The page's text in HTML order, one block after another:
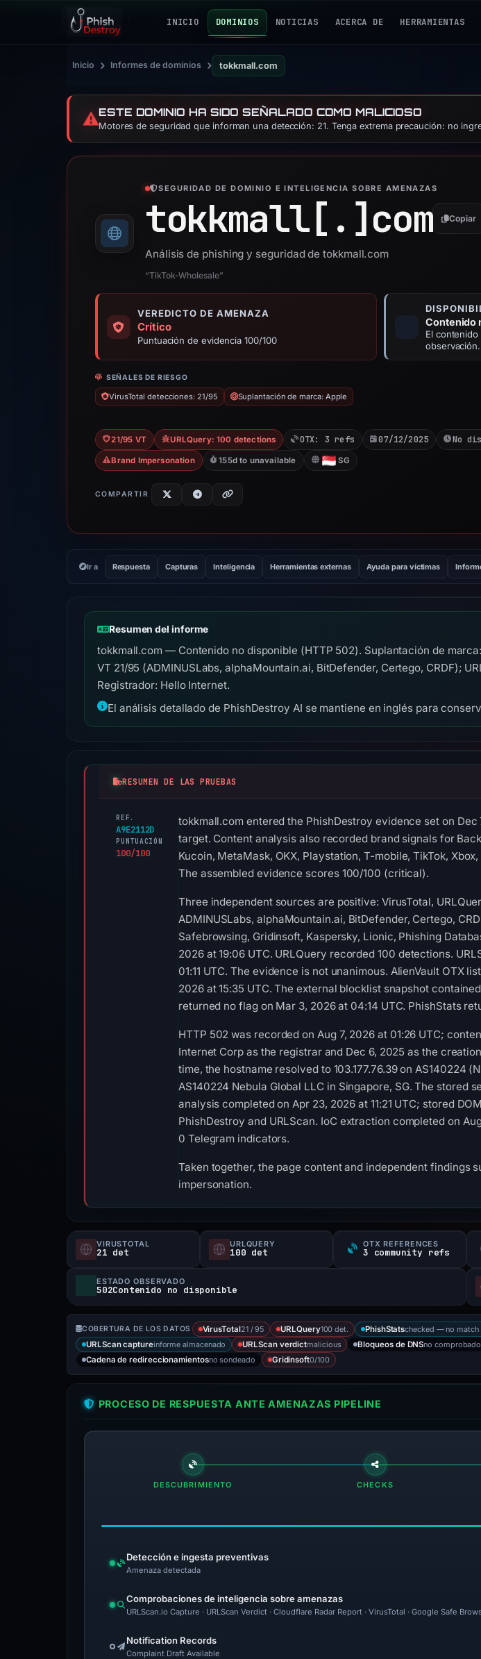
INICIO DOMINIOS NOTICIAS ACERCA DE HERRAMIENTAS
Inicio › Informes de dominios › tokkmall.com
⚠️ESTE DOMINIO HA SIDO SEÑALADO COMO MALICIOSO
Motores de seguridad que informan una detección: 21. Tenga extrema precaución: no
SEGURIDAD DE DOMINIO E INTELIGENCIA SOBRE AMENAZAS
tokkmall[.]com Copiar
Análisis de phishing y seguridad de tokkmall.com
“TikTok-Wholesale”
VEREDICTO DE AMENAZA
Crítico
Puntuación de evidencia 100/100
Contenido
El
observación.
SEÑALES DE RIESGO
VirusTotal detecciones: 21/95 Suplantación de marca: Apple
21/95 VT URLQuery: 100 detections OTX: 3 refs 07/12/2025 No
Brand Impersonation 155d to unavailable SG
COMPARTIR
Ir a Respuesta Capturas Inteligencia Herramientas externas Ayuda para víctimas
Resumen del informe
tokkmall.com — Contenido no disponible (HTTP 502). Suplantación de
VT 21/95 (ADMINUSLabs, alphaMountain.ai, BitDefender, Certego, CRDF);
Registrador: Hello Internet.
El análisis detallado de PhishDestroy AI se mantiene en inglés para
RESUMEN DE LAS PRUEBAS
REF.
A9E2112D
PUNTUACIÓN
100/100
tokkmall.com entered the PhishDestroy evidence set on
target. Content analysis also recorded brand signals for
Kucoin, MetaMask, OKX, Playstation, T-mobile, TikTok,
The assembled evidence scores 100/100 (critical).
Three independent sources are positive: VirusTotal,
ADMINUSLabs, alphaMountain.ai, BitDefender, Certego,
Safebrowsing, Gridinsoft, Kaspersky, Lionic, Phishing
2026 at 19:06 UTC. URLQuery recorded 100 detections.
01:11 UTC. The evidence is not unanimous. AlienVault OTX
2026 at 15:35 UTC. The external blocklist snapshot
returned no flag on Mar 3, 2026 at 04:14 UTC. PhishStats
HTTP 502 was recorded on Aug 7, 2026 at 01:26 UTC;
Internet Corp as the registrar and Dec 6, 2025 as the
time, the hostname resolved to 103.177.76.39 on AS140224
AS140224 Nebula Global LLC in Singapore, SG. The stored
analysis completed on Apr 23, 2026 at 11:21 UTC; stored
PhishDestroy and URLScan. IoC extraction completed on
0 Telegram indicators.
Taken together, the page content and independent findings
impersonation.
VIRUSTOTAL
21 det
URLQUERY
100 det
OTX REFERENCES
3 community refs
ESTADO OBSERVADO
502Contenido no disponible
COBERTURA DE LOS DATOS VirusTotal21 / 95 URLQuery100 det. PhishStatschecked — no match
URLScan captureinforme almacenado URLScan verdictmalicious Bloqueos de DNSno comprobado
Cadena de redireccionamientosno sondeado Gridinsoft0/100
PROCESO DE RESPUESTA ANTE AMENAZAS PIPELINE
DESCUBRIMIENTO CHECKS
Detección e ingesta preventivas
Amenaza detectada
Comprobaciones de inteligencia sobre amenazas
URLScan.io Capture · URLScan Verdict · Cloudflare Radar Report · VirusTotal · Google Safe
Notification Records
Complaint Draft Available